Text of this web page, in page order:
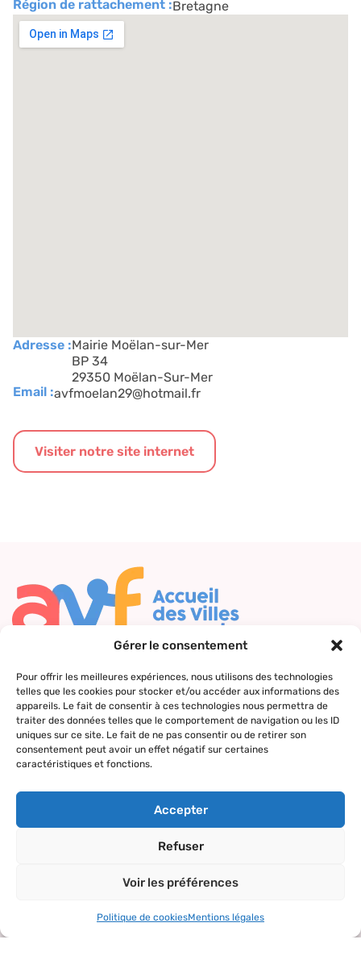
Gérer le consentement
Pour offrir les meilleures expériences, nous utilisons des technologies
telles que les cookies pour stocker et/ou accéder aux informations des
appareils. Le fait de consentir à ces technologies nous permettra de
traiter des données telles que le comportement de navigation ou les ID
uniques sur ce site. Le fait de ne pas consentir ou de retirer son
consentement peut avoir un effet négatif sur certaines
caractéristiques et fonctions.
Accepter
Refuser
Voir les préférences
Politique de cookiesMentions légales
Région de rattachement :Bretagne
Adresse :Mairie Moëlan-sur-Mer
BP 34
29350 Moëlan-Sur-Mer
Email :avfmoelan29@hotmail.fr
Visiter notre site internet
Nous contacter
Qui sommes-
nous ?
Nos valeurs
La charte AVF
Nos
Nos actions
Accueil des
nouveaux
arrivants
Activités et
Le réseau
AVF
Répertoire
des AVF
réseau
Suivez-nous